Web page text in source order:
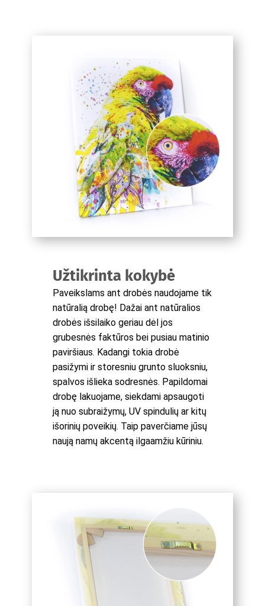
Užtikrinta kokybė
Paveikslams ant drobės naudojame tik
natūralią drobę! Dažai ant natūralios
drobės išsilaiko geriau dėl jos
grubesnės faktūros bei pusiau matinio
paviršiaus. Kadangi tokia drobė
pasižymi ir storesniu grunto sluoksniu,
spalvos išlieka sodresnės. Papildomai
drobę lakuojame, siekdami apsaugoti
ją nuo subraižymų, UV spindulių ar kitų
išorinių poveikių. Taip paverčiame jūsų
naują namų akcentą ilgaamžiu kūriniu.